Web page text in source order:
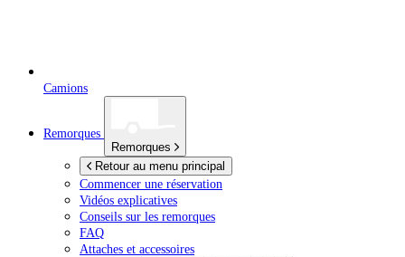
Camions
Remorques
Remorques
Retour au menu principal
Commencer une réservation
Vidéos explicatives
Conseils sur les remorques
FAQ
Attaches et accessoires